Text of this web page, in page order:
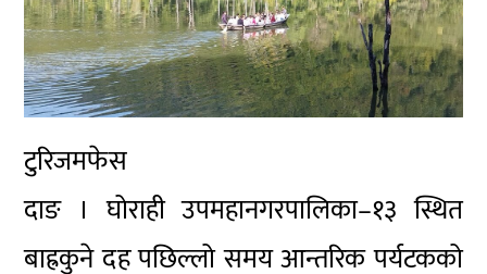
टुरिजमफेस
दाङ । घोराही उपमहानगरपालिका–१३ स्थित
बाह्रकुने दह पछिल्लो समय आन्तरिक पर्यटकको